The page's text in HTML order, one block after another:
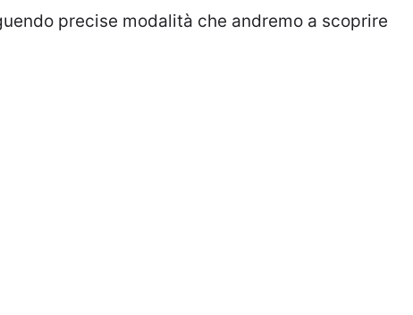
precise modalità che andremo a scoprire